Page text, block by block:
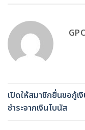
เปิดให้สมาชิกยื่นขอกู้เ
ชำระจากเงินโบนัส